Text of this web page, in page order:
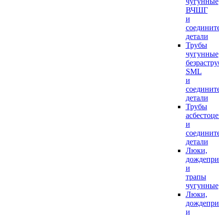
ВЧШГ
и
детали
Трубы
чугунные
SML
и
детали
Трубы
и
детали
Люки,
и
трапы
чугунные
Люки,
и